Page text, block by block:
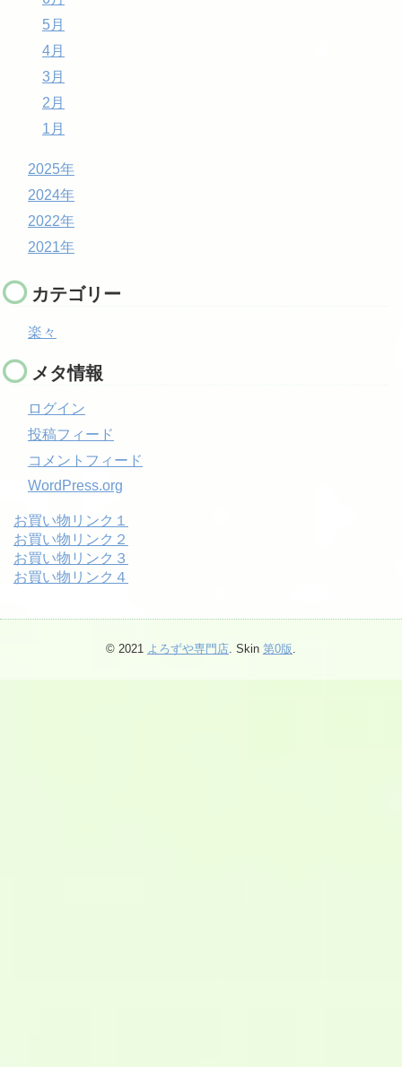
5月
4月
3月
2月
1月
2025年
2024年
2022年
2021年
カテゴリー
楽々
メタ情報
ログイン
投稿フィード
コメントフィード
WordPress.org
お買い物リンク１
お買い物リンク２
お買い物リンク３
お買い物リンク４
© 2021 よろずや専門店. Skin 第0版.